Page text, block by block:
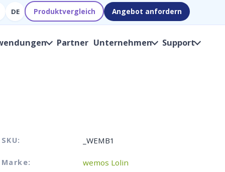
DE Produktvergleich Angebot anfordern
Partner Unternehmen Support
SKU: _WEMB1
Marke: wemos Lolin